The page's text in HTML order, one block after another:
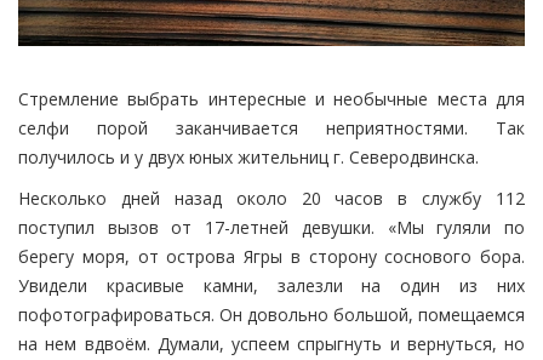
Стремление выбрать интересные и необычные места для
селфи порой заканчивается неприятностями. Так
получилось и у двух юных жительниц г. Северодвинска.
Несколько дней назад около 20 часов в службу 112
поступил вызов от 17-летней девушки. «Мы гуляли по
берегу моря, от острова Ягры в сторону соснового бора.
Увидели красивые камни, залезли на один из них
пофотографироваться. Он довольно большой, помещаемся
на нем вдвоём. Думали, успеем спрыгнуть и вернуться, но